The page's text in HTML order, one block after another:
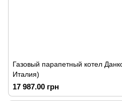
Газовый парапетный котел
Италия)
17 987.00 грн